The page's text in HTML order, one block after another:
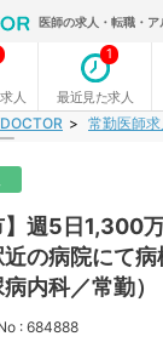
医師の求人・転職・
人 最近見た求人
1
常勤医師求
】週5日1,300
の病院にて病
内科／常勤）
: 684888